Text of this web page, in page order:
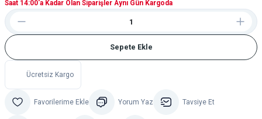
Saat 14:00'a Kadar Olan Siparişler Aynı Gün Kargoda
Sepete Ekle
Ücretsiz Kargo
Yorum Yaz Tavsiye Et